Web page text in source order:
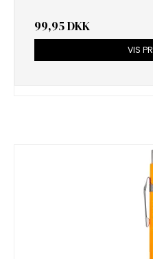
99,95 DKK
VIS